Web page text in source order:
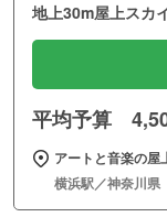
地上30m屋上スカ
平均予算
アートと音楽の
横浜駅／神奈川県